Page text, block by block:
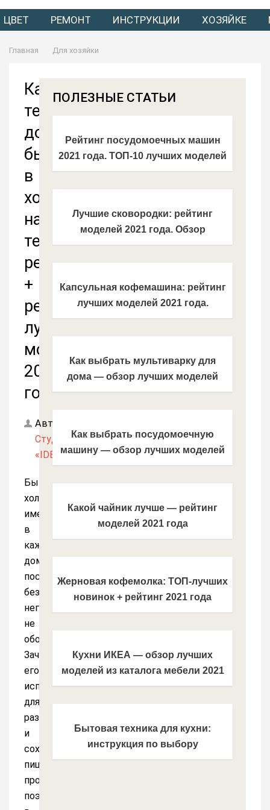
ЦВЕТ РЕМОНТ ИНСТРУКЦИИ ХОЗЯЙКЕ
Главная Для хозяйки
Какая
температура
должна
быть
в
холодильнике:
настройка
температурного
режима
+
рейтинг
лучших
моделей
2021
года
Автор:
Студия
«IDEADECOR»
Бытовой
холодильник
имеется
в
каждом
доме,
поскольку
без
него
не
обойтись.
Зачастую
его
используют
для
размещения
и
сохранности
пищевых
продуктов,
поэтому
ПОЛЕЗНЫЕ СТАТЬИ
Рейтинг посудомоечных машин
2021 года. ТОП-10 лучших моделей
по мнению экспертов!
Лучшие сковородки: рейтинг
моделей 2021 года. Обзор
надежных и безопасных моделей
Капсульная кофемашина: рейтинг
лучших моделей 2021 года.
Инструкция, как выбрать хорошую
Как выбрать мультиварку для
дома — обзор лучших моделей
2021 года
Как выбрать посудомоечную
машину — обзор лучших моделей
2021 года + цены
Какой чайник лучше — рейтинг
моделей 2021 года
Жерновая кофемолка: ТОП-лучших
новинок + рейтинг 2021 года
Кухни ИКЕА — обзор лучших
моделей из каталога мебели 2021
года. Эксклюзивные варианты
Бытовая техника для кухни:
инструкция по выбору
производителей и моделей +